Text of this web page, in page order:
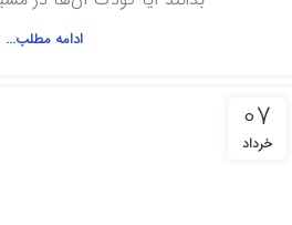
ادامه مطلب...
07
خرداد